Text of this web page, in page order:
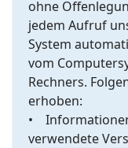
ohne
jedem Aufruf
System
vom
Rechners.
erhoben:
•
verwendete